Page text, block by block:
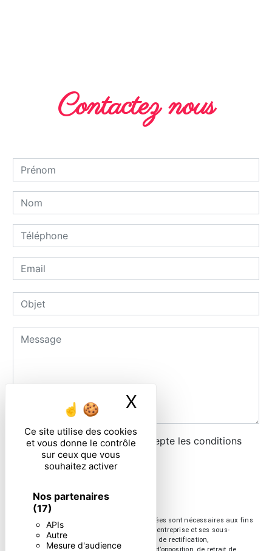
Ce site utilise des cookies
et vous donne le contrôle
sur ceux que vous
souhaitez activer
Nos partenaires
(17)
APIs
Autre
Mesure d'audience
X
Contactez nous
En cochant cette case, j'accepte les conditions
particulières ci-dessous **
** Les données personnelles communiquées sont nécessaires aux fins
de vous contacter. Elles sont destinées à l'entreprise et ses sous-
traitants. Vous disposez de droits d’accès, de rectification,